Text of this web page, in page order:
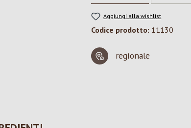
Aggiungi alla wishlist
Codice prodotto: 11130
regionale